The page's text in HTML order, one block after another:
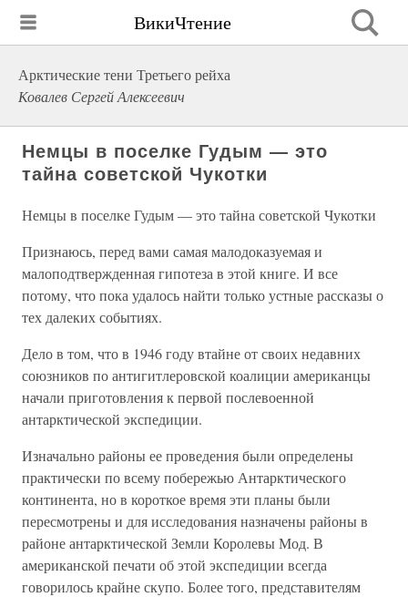
ВикиЧтение
Арктические тени Третьего рейха
Ковалев Сергей Алексеевич
Немцы в поселке Гудым — это
тайна советской Чукотки
Немцы в поселке Гудым — это тайна советской Чукотки
Признаюсь, перед вами самая малодоказуемая и
малоподтвержденная гипотеза в этой книге. И все
потому, что пока удалось найти только устные рассказы о
тех далеких событиях.
Дело в том, что в 1946 году втайне от своих недавних
союзников по антигитлеровской коалиции американцы
начали приготовления к первой послевоенной
антарктической экспедиции.
Изначально районы ее проведения были определены
практически по всему побережью Антарктического
континента, но в короткое время эти планы были
пересмотрены и для исследования назначены районы в
районе антарктической Земли Королевы Мод. В
американской печати об этой экспедиции всегда
говорилось крайне скупо. Более того, представителям